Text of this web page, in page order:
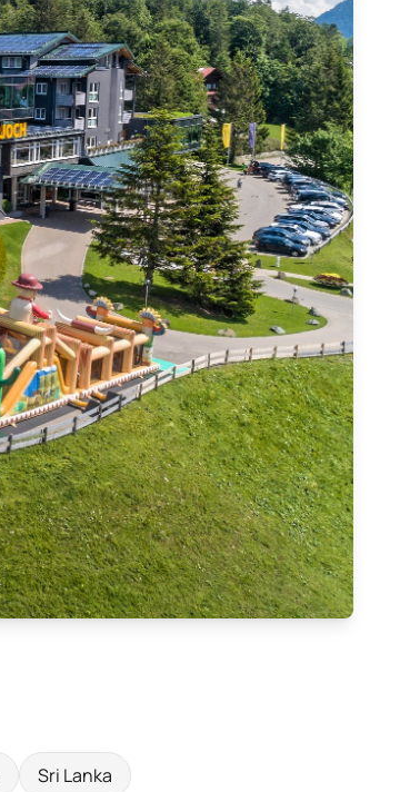
Sri Lanka